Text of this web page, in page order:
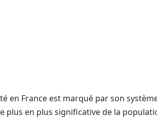
en France est marqué par son
plus en plus significative de la